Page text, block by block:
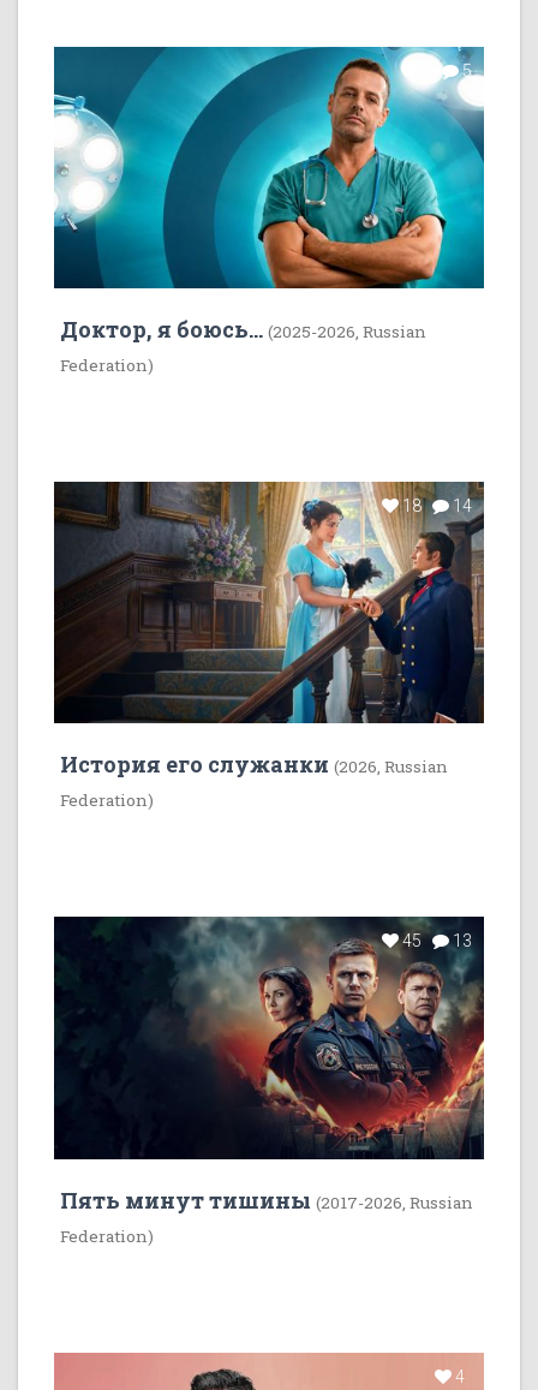
7 5
Доктор, я боюсь... (2025-2026, Russian
Federation)
18 14
История его служанки (2026, Russian
Federation)
45 13
Пять минут тишины (2017-2026, Russian
Federation)
4